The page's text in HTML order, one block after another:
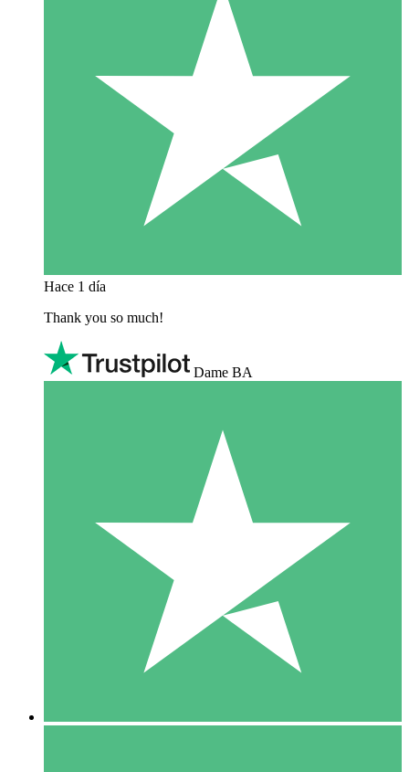
Hace 1 día
Thank you so much!
Dame BA